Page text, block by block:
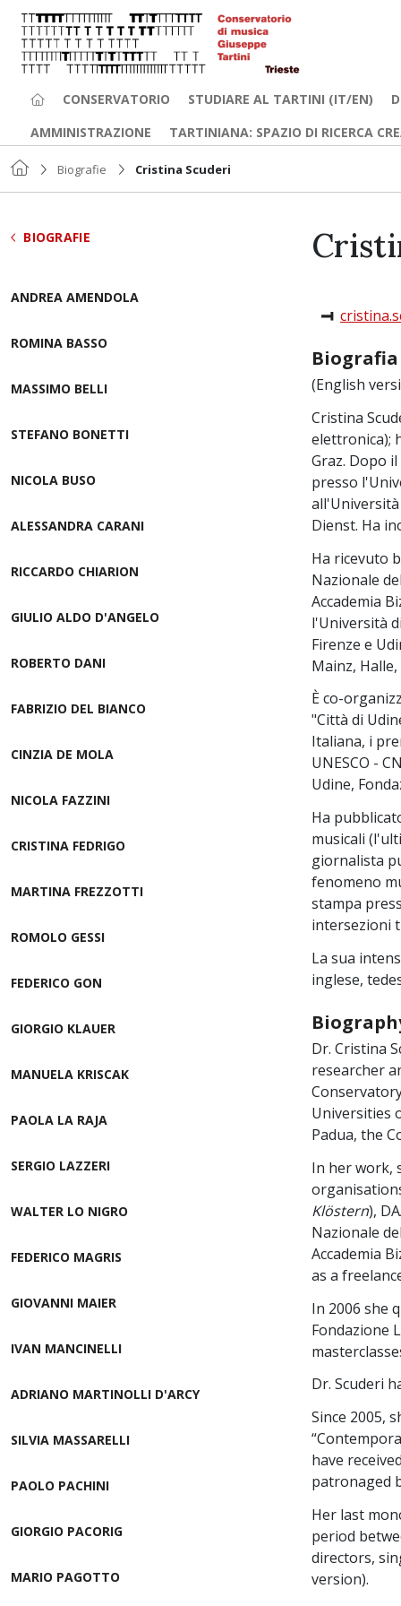
CONSERVATORIO STUDIARE AL TARTINI (IT/EN)
AMMINISTRAZIONE
TARTINIANA: SPAZIO DI RICERCA
Biografie Cristina Scuderi
BIOGRAFIE
ANDREA AMENDOLA
ROMINA BASSO
MASSIMO BELLI
STEFANO BONETTI
NICOLA BUSO
ALESSANDRA CARANI
RICCARDO CHIARION
GIULIO ALDO D'ANGELO
ROBERTO DANI
FABRIZIO DEL BIANCO
CINZIA DE MOLA
NICOLA FAZZINI
CRISTINA FEDRIGO
MARTINA FREZZOTTI
ROMOLO GESSI
FEDERICO GON
GIORGIO KLAUER
MANUELA KRISCAK
PAOLA LA RAJA
SERGIO LAZZERI
WALTER LO NIGRO
FEDERICO MAGRIS
GIOVANNI MAIER
IVAN MANCINELLI
ADRIANO MARTINOLLI D'ARCY
SILVIA MASSARELLI
PAOLO PACHINI
GIORGIO PACORIG
MARIO PAGOTTO
(English
Cristina
elettronica);
Graz. Dopo
presso
Dienst. Ha
Ha ricevuto
Nazionale
Accademia
l'Università
Firenze e
Mainz,
È co-
"Città di
Italiana, i
UNESCO -
Udine,
Ha
musicali
giornalista
fenomeno
stampa
intersezioni
La sua
inglese,
Dr. Cristina
researcher
Universities
Padua, the
In her work,
Klöstern),
Nazionale
Accademia
as a
In 2006 she
Fondazione
Dr. Scuderi
Since 2005,
have
patronaged
Her last
period
directors,
version).